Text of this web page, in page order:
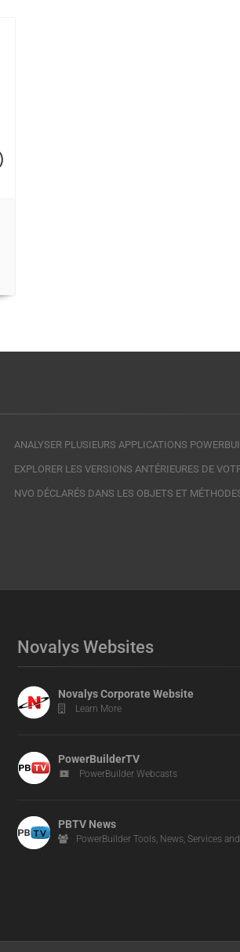
ANALYSER PLUSIEURS APPLICATIONS
EXPLORER LES VERSIONS ANTÉRIEURES DE
NVO DÉCLARÉS DANS LES OBJETS ET
Novalys Websites
Novalys Corporate Website
Learn More
PowerBuilderTV
PowerBuilder Webcasts
PBTV News
PowerBuilder Tools, News, Services